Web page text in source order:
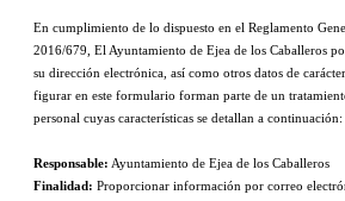
En cumplimiento de lo dispuesto en el Reglamento
2016/679, El Ayuntamiento de Ejea de los Caballeros
su dirección electrónica, así como otros datos de
figurar en este formulario forman parte de un
personal cuyas características se detallan a continuación:
Responsable: Ayuntamiento de Ejea de los Caballeros
Finalidad: Proporcionar información por correo